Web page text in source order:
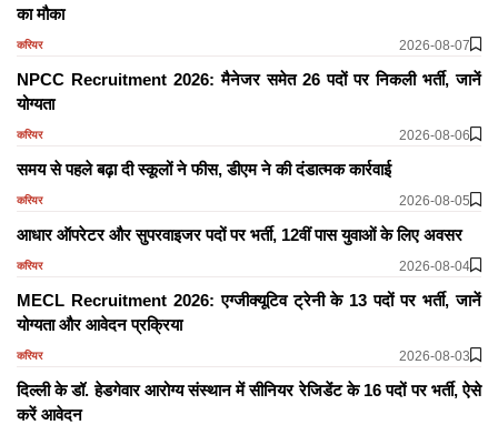
का मौका
करियर 2026-08-07
NPCC Recruitment 2026: मैनेजर समेत 26 पदों पर निकली भर्ती, जानें
योग्यता
करियर 2026-08-06
समय से पहले बढ़ा दी स्कूलों ने फीस, डीएम ने की दंडात्मक कार्रवाई
करियर 2026-08-05
आधार ऑपरेटर और सुपरवाइजर पदों पर भर्ती, 12वीं पास युवाओं के लिए अवसर
करियर 2026-08-04
MECL Recruitment 2026: एग्जीक्यूटिव ट्रेनी के 13 पदों पर भर्ती, जानें
योग्यता और आवेदन प्रक्रिया
करियर 2026-08-03
दिल्ली के डॉ. हेडगेवार आरोग्य संस्थान में सीनियर रेजिडेंट के 16 पदों पर भर्ती, ऐसे
करें आवेदन